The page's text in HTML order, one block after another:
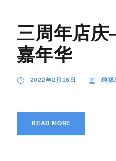
三周年店
嘉年华
2022年2月16日 纯福
READ MORE